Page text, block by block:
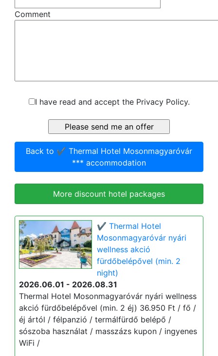
Comment
I have read and accept the Privacy Policy.
Back to ✔️ Thermal Hotel Mosonmagyaróvár
*** accommodation
More discount hotel packages
✔️ Thermal Hotel
Mosonmagyaróvár nyári
wellness akció
fürdőbelépővel (min. 2
night)
2026.06.01 - 2026.08.31
Thermal Hotel Mosonmagyaróvár nyári wellness
akció fürdőbelépővel (min. 2 éj) 36.950 Ft / fő /
éj ártól / félpanzió / termálfürdő belépő /
sószoba használat / masszázs kupon / ingyenes
WiFi /